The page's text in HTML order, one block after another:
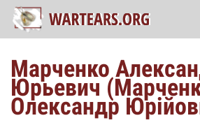
Марченко
Юрьевич
Олександр